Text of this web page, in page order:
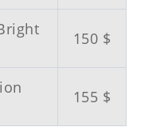
150 $
155 $